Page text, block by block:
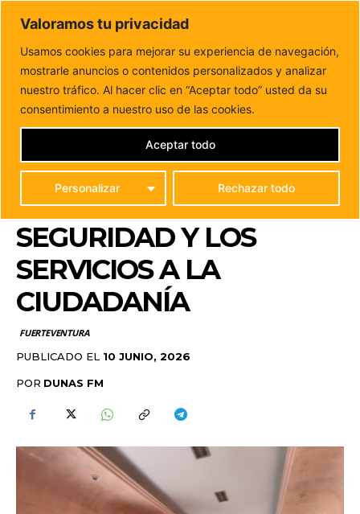
Valoramos tu privacidad
Usamos cookies para mejorar su experiencia de navegación,
mostrarle anuncios o contenidos personalizados y analizar
nuestro tráfico. Al hacer clic en “Aceptar todo” usted da su
consentimiento a nuestro uso de las cookies.
Personalizar Rechazar todo
Aceptar todo
DUNAS FM
Tu informacion de forma cercana
Inicio FUERTEVENTURA
Refuerzan la coordinación en
Antigua para mejorar la seguridad y los servicios...
REFUERZAN LA
COORDINACIÓN EN
ANTIGUA PARA
MEJORAR LA
SEGURIDAD Y LOS
SERVICIOS A LA
CIUDADANÍA
FUERTEVENTURA
PUBLICADO EL 10 JUNIO, 2026
POR DUNAS FM